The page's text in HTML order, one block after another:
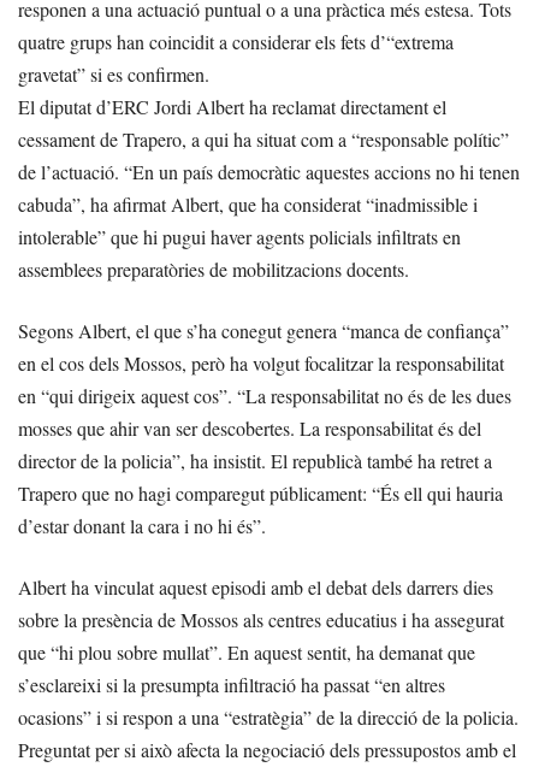
responen a una actuació puntual o a una pràctica més estesa. Tots
quatre grups han coincidit a considerar els fets d’“extrema
gravetat” si es confirmen.
El diputat d’ERC Jordi Albert ha reclamat directament el
cessament de Trapero, a qui ha situat com a “responsable polític”
de l’actuació. “En un país democràtic aquestes accions no hi tenen
cabuda”, ha afirmat Albert, que ha considerat “inadmissible i
intolerable” que hi pugui haver agents policials infiltrats en
assemblees preparatòries de mobilitzacions docents.
Segons Albert, el que s’ha conegut genera “manca de confiança”
en el cos dels Mossos, però ha volgut focalitzar la responsabilitat
en “qui dirigeix aquest cos”. “La responsabilitat no és de les dues
mosses que ahir van ser descobertes. La responsabilitat és del
director de la policia”, ha insistit. El republicà també ha retret a
Trapero que no hagi comparegut públicament: “És ell qui hauria
d’estar donant la cara i no hi és”.
Albert ha vinculat aquest episodi amb el debat dels darrers dies
sobre la presència de Mossos als centres educatius i ha assegurat
que “hi plou sobre mullat”. En aquest sentit, ha demanat que
s’esclareixi si la presumpta infiltració ha passat “en altres
ocasions” i si respon a una “estratègia” de la direcció de la policia.
Preguntat per si això afecta la negociació dels pressupostos amb el